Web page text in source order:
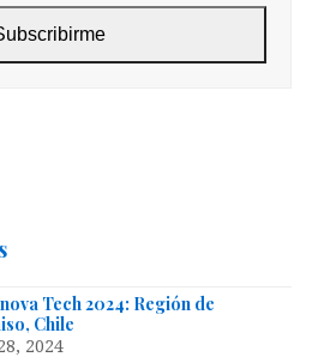
Tech 2024: Región de
Chile
2024